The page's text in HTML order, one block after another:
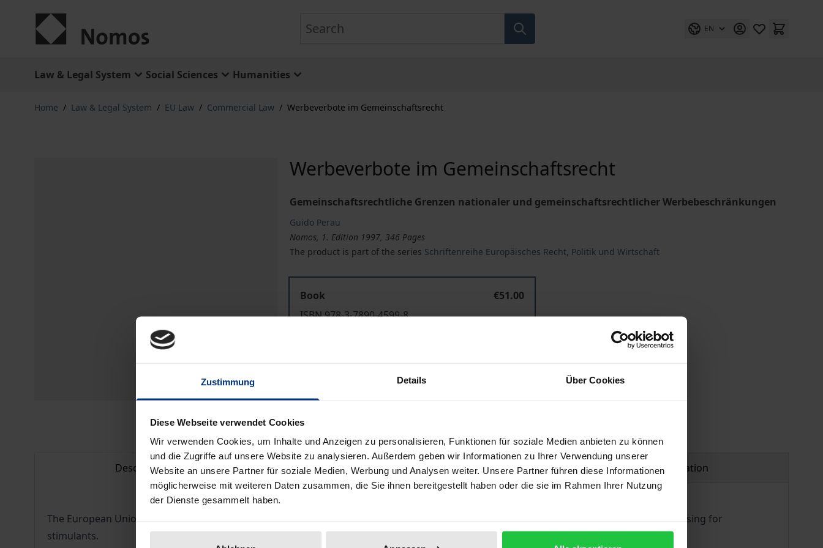
Zustimmung Details Über Cookies
Diese Webseite verwendet Cookies
Wir verwenden Cookies, um Inhalte und Anzeigen zu personalisieren, Funktionen für soziale Medien anbieten zu können
und die Zugriffe auf unsere Website zu analysieren. Außerdem geben wir Informationen zu Ihrer Verwendung unserer
Website an unsere Partner für soziale Medien, Werbung und Analysen weiter. Unsere Partner führen diese Informationen
möglicherweise mit weiteren Daten zusammen, die Sie ihnen bereitgestellt haben oder die sie im Rahmen Ihrer Nutzung
der Dienste gesammelt haben.
EN
Law & Legal System Social Sciences Humanities
Home / Law & Legal System / EU Law / Commercial Law / Werbeverbote im Gemeinschaftsrecht
Werbeverbote im Gemeinschaftsrecht
Gemeinschaftsrechtliche Grenzen nationaler und gemeinschaftsrechtlicher Werbebeschränkungen
Guido Perau
Nomos, 1. Edition 1997, 346 Pages
The product is part of the series Schriftenreihe Europäisches Recht, Politik und Wirtschaft
Book
€51.00
ISBN 978-3-7890-4599-8
Add to Wish List
Description Bibliographical data Product safety information
The European Union and the Member States intend – for reasons of health-protection – to prohibit or at least to limit considerably advertising for
stimulants.